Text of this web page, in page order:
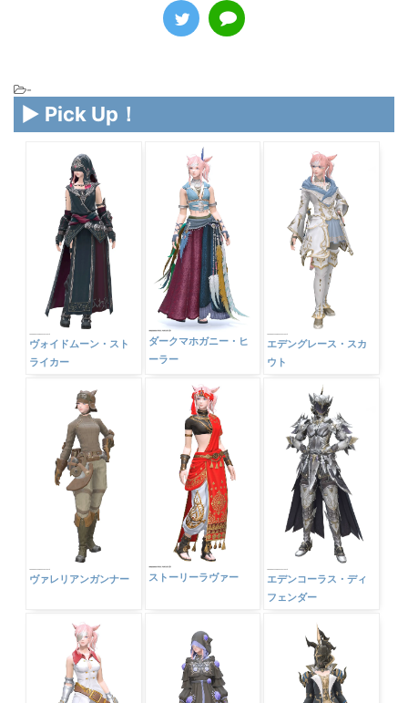
-
▶ Pick Up！
ヴォイドムーン・スト
ライカー
ダークマホガニー・ヒ
ーラー
エデングレース・スカ
ウト
ヴァレリアンガンナー ストーリーラヴァー
エデンコーラス・ディ
フェンダー